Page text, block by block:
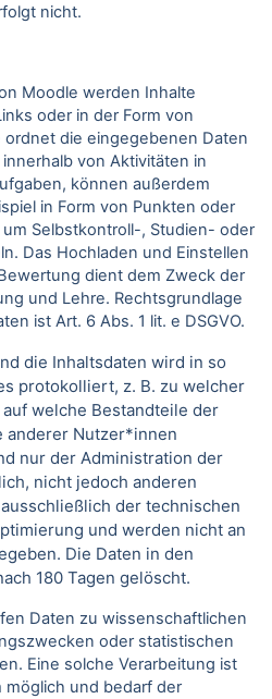
nicht.
Moodle werden Inhalte
oder in der Form von
die eingegebenen Daten
von Aktivitäten in
können außerdem
in Form von Punkten oder
Selbstkontroll-, Studien- oder
Das Hochladen und Einstellen
dient dem Zweck der
und Lehre. Rechtsgrundlage
ist Art. 6 Abs. 1 lit. e DSGVO.
die Inhaltsdaten wird in so
protokolliert, z. B. zu welcher
welche Bestandteile der
anderer Nutzer*innen
nur der Administration der
nicht jedoch anderen
der technischen
und werden nicht an
Die Daten in den
180 Tagen gelöscht.
Daten zu wissenschaftlichen
oder statistischen
Eine solche Verarbeitung ist
möglich und bedarf der